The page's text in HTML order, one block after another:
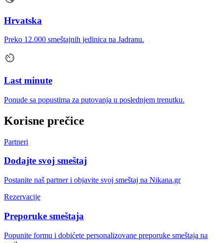
Hrvatska
Preko 12.000 smeštajnih jedinica na Jadranu.
Last minute
Ponude sa popustima za putovanja u poslednjem trenutku.
Korisne prečice
Partneri
Dodajte svoj smeštaj
Postanite naš partner i objavite svoj smeštaj na Nikana.gr
Rezervacije
Preporuke smeštaja
Popunite formu i dobićete personalizovane preporuke smeštaja na